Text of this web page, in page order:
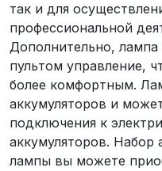
так и для
профессиональной
Дополнительно,
пультом управление,
более комфортным.
аккумуляторов и
подключения к
аккумуляторов. Набор
лампы вы можете